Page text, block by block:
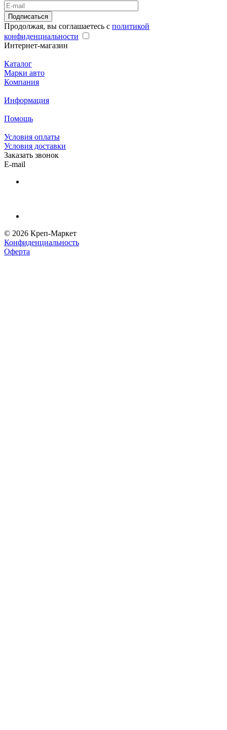
Подписаться
Продолжая, вы соглашаетесь с политикой
конфиденциальности
Интернет-магазин
Каталог
Марки авто
Компания
Информация
Помощь
Условия оплаты
Условия доставки
Заказать звонок
E-mail
© 2026 Креп-Маркет
Конфиденциальность
Оферта